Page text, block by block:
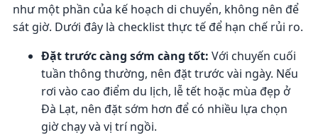
như một phần của kế hoạch di chuyển, không nên để
sát giờ. Dưới đây là checklist thực tế để hạn chế rủi ro.
Đặt trước càng sớm càng tốt: Với chuyến cuối
tuần thông thường, nên đặt trước vài ngày. Nếu
rơi vào cao điểm du lịch, lễ tết hoặc mùa đẹp ở
Đà Lạt, nên đặt sớm hơn để có nhiều lựa chọn
giờ chạy và vị trí ngồi.